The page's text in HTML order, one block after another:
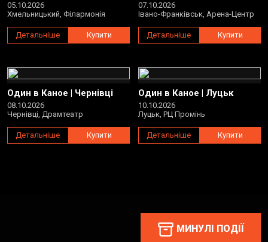
05.10.2026
Хмельницький, Філармонія
Детальніше Купити
07.10.2026
Івано-Франківськ, Арена-Центр
Детальніше Купити
Один в Каное | Чернівці
08.10.2026
Чернівці, Драмтеатр
Детальніше Купити
Один в Каное | Луцьк
10.10.2026
Луцьк, РЦ Промінь
Детальніше Купити
МИНУЛІ ПОДІЇ